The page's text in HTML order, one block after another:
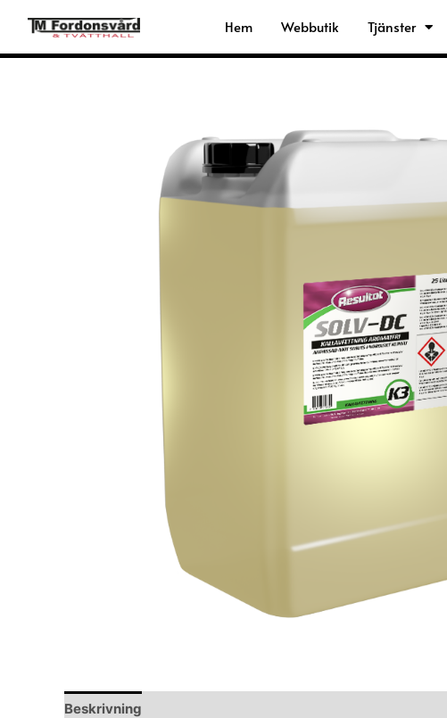
innehåll
Hem Webbutik Tjänster
Beskrivning